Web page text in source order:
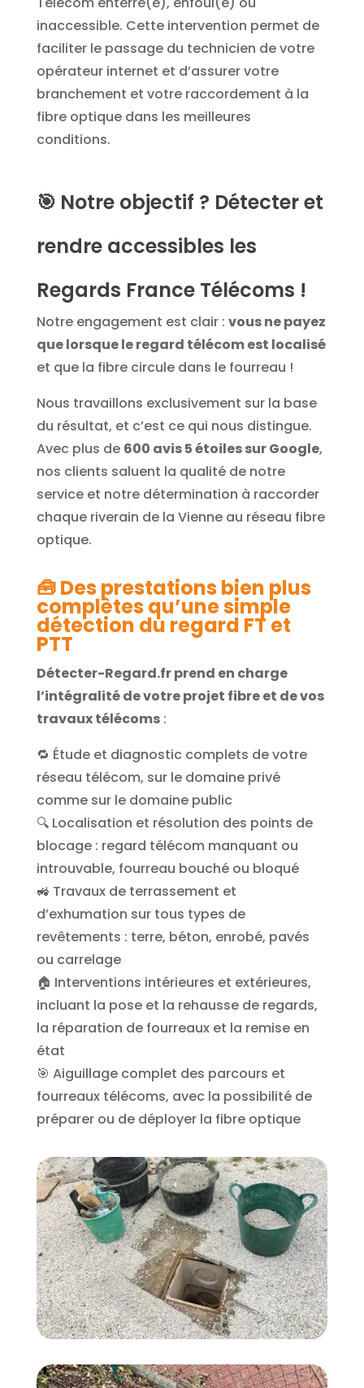
inaccessible. Cette intervention permet de
faciliter le passage du technicien de votre
opérateur internet et d’assurer votre
branchement et votre raccordement à la
fibre optique dans les meilleures
conditions.
🎯 Notre objectif ? Détecter et
rendre accessibles les
Regards France Télécoms !
Notre engagement est clair : vous ne payez
que lorsque le regard télécom est localisé
et que la fibre circule dans le fourreau !
Nous travaillons exclusivement sur la base
du résultat, et c’est ce qui nous distingue.
Avec plus de 600 avis 5 étoiles sur Google,
nos clients saluent la qualité de notre
service et notre détermination à raccorder
chaque riverain de la Vienne au réseau fibre
optique.
🧰Des prestations bien plus
complètes qu’une simple
détection du regard FT et
PTT
Détecter-Regard.fr prend en charge
l’intégralité de votre projet fibre et de vos
travaux télécoms:
🔁 Étude et diagnostic complets de votre
réseau télécom, sur le domaine privé
comme sur le domaine public
🔍 Localisation et résolution des points de
blocage : regard télécom manquant ou
introuvable, fourreau bouché ou bloqué
🚜 Travaux de terrassement et
d’exhumation sur tous types de
revêtements : terre, béton, enrobé, pavés
ou carrelage
🏠 Interventions intérieures et extérieures,
incluant la pose et la rehausse de regards,
la réparation de fourreaux et la remise en
état
🎯 Aiguillage complet des parcours et
fourreaux télécoms, avec la possibilité de
préparer ou de déployer la fibre optique